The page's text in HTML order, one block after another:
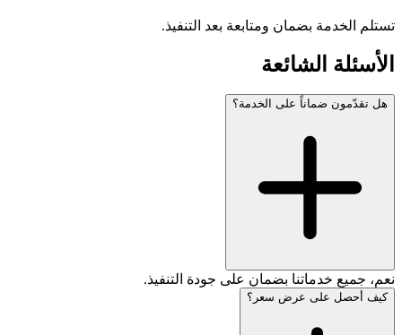
تستلم الخدمة بضمان ومتابعة بعد التنفيذ.
الأسئلة الشائعة
هل تقدّمون ضماناً على الخدمة؟
نعم، جميع خدماتنا بضمان على جودة التنفيذ.
كيف أحصل على عرض سعر؟